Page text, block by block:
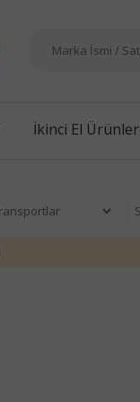
İkinci El Ürünler